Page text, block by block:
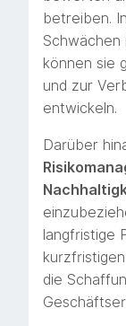
betreiben.
können sie
und zur
entwickeln.
Darüber
langfristige
die